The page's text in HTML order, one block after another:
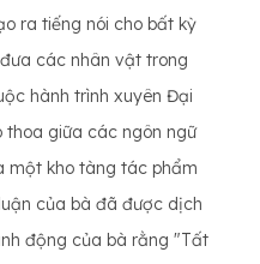
ra tiếng nói cho bất kỳ
các nhân vật trong
hành trình xuyên Đại
thoa giữa các ngôn ngữ
một kho tàng tác phẩm
của bà đã được dịch
động của bà rằng "Tất